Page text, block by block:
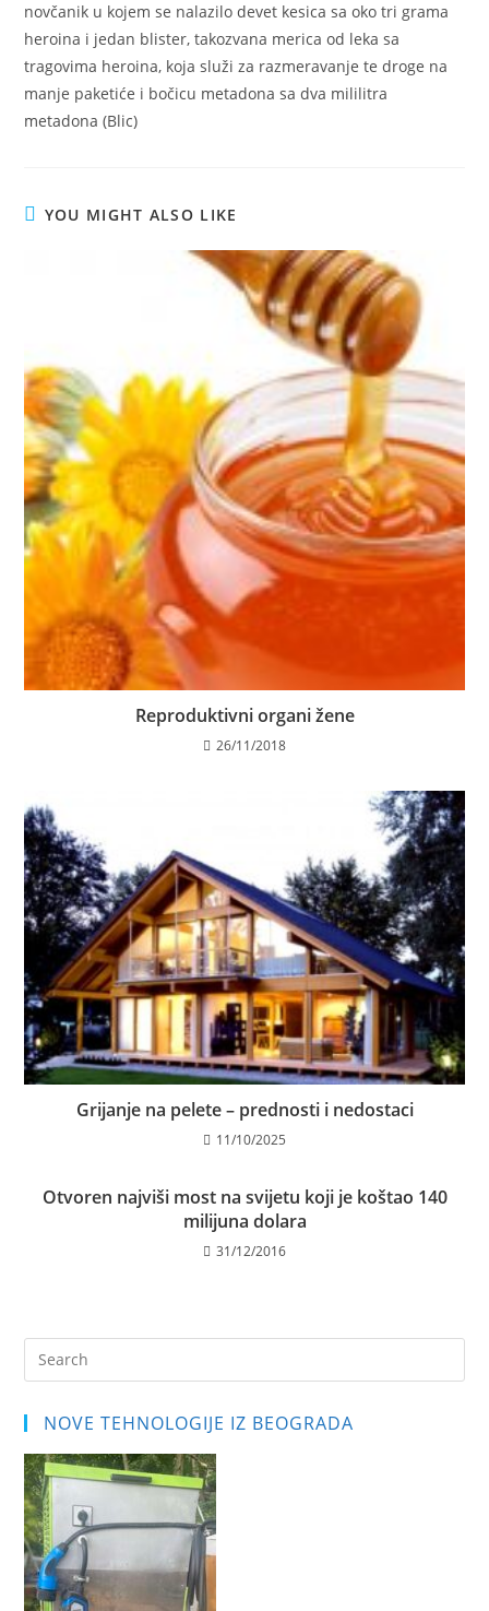
novčanik u kojem se nalazilo devet kesica sa oko tri grama
heroina i jedan blister, takozvana merica od leka sa
tragovima heroina, koja služi za razmeravanje te droge na
manje paketiće i bočicu metadona sa dva mililitra
metadona (Blic)
YOU MIGHT ALSO LIKE
Reproduktivni organi žene
26/11/2018
Grijanje na pelete – prednosti i nedostaci
11/10/2025
Otvoren najviši most na svijetu koji je koštao 140
milijuna dolara
31/12/2016
NOVE TEHNOLOGIJE IZ BEOGRADA